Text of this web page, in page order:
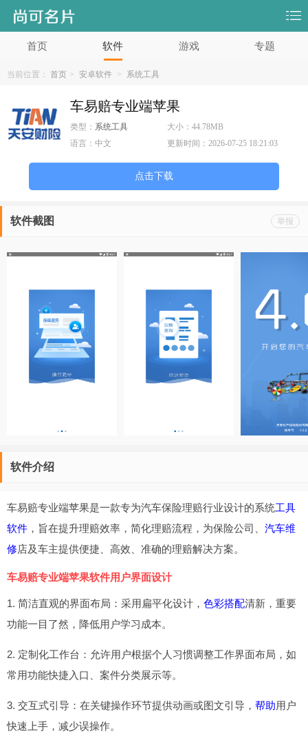
首页 软件 游戏 专题
当前位置： 首页 > 安卓软件 > 系统工具
车易赔专业端苹果
类型： 系统工具 大小：44.78MB
语言： 中文 更新时间：2026-07-25 18:21:03
点击下载
举报
软件截图
软件介绍
车易赔专业端苹果是一款专为汽车保险理赔行业设计的系统工具
软件 ，旨在提升理赔效率，简化理赔流程，为保险公司、 汽车维
修店及车主提供便捷、高效、准确的理赔解决方案。
车易赔专业端苹果软件用户界面设计
1. 简洁直观的界面布局：采用扁平化设计， 色彩搭配清新，重要
功能一目了然，降低用户学习成本。
2. 定制化工作台：允许用户根据个人习惯调整工作界面布局，如
常用功能快捷入口、案件分类展示等。
3. 交互式引导：在关键操作环节提供动画或图文引导， 帮助用户
快速上手，减少误操作。